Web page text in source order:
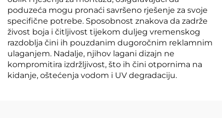
poduzeća mogu pronaći savršeno rješenje za svoje
specifične potrebe. Sposobnost znakova da zadrže
živost boja i čitljivost tijekom duljeg vremenskog
razdoblja čini ih pouzdanim dugoročnim reklamnim
ulaganjem. Nadalje, njihov lagani dizajn ne
kompromitira izdržljivost, što ih čini otpornima na
kidanje, oštećenja vodom i UV degradaciju.